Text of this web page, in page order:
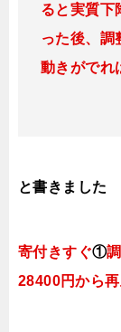
ると実質下
った後、 調
動きがでれ
と書きました
寄付きすぐ①
28400円から